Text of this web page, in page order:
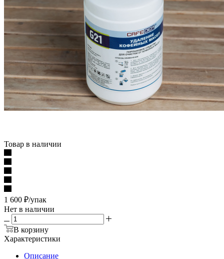
Товар в наличии
1 600 ₽/упак
Нет в наличии
В корзину
Характеристики
Описание